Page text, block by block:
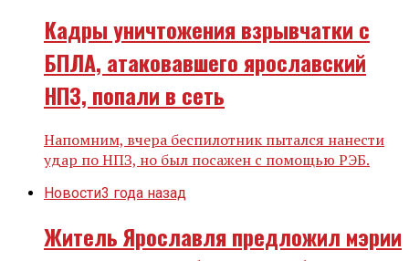
Кадры уничтожения взрывчатки с
БПЛА, атаковавшего ярославский
НПЗ, попали в сеть
Напомним, вчера беспилотник пытался нанести
удар по НПЗ, но был посажен с помощью РЭБ.
Новости3 года назад
Житель Ярославля предложил мэрии